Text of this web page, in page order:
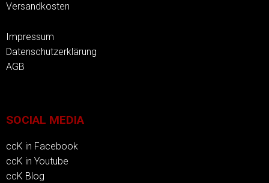
Versandkosten
Impressum
Datenschutzerklärung
AGB
SOCIAL MEDIA
ccK in Facebook
ccK in Youtube
ccK Blog